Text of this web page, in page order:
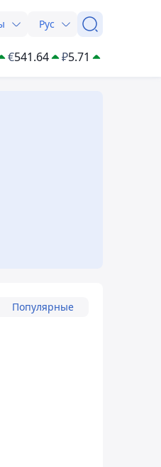
Рус
€541.64 ₽5.71
Популярные